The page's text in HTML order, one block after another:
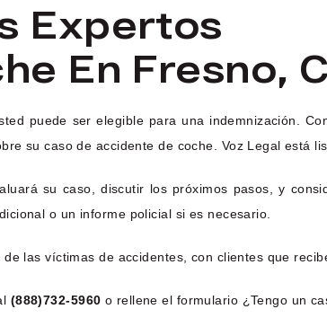
Expertos
En Fresno,
puede ser elegible para una indemnización.
su caso de accidente de coche. Voz Legal está
su caso, discutir los próximos pasos, y
o un informe policial si es necesario.
las víctimas de accidentes, con clientes que
(888)732-5960 o rellene el formulario ¿Tengo un